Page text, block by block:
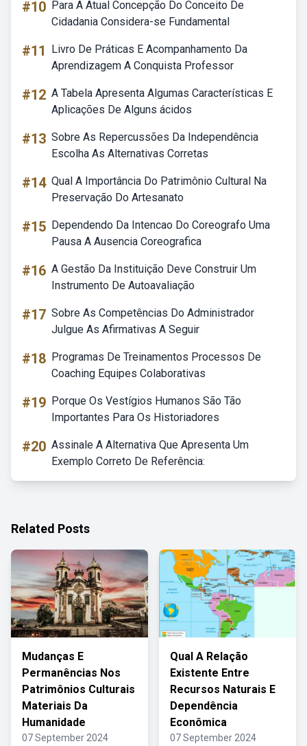
#10 Para A Atual Concepção Do Conceito De
Cidadania Considera-se Fundamental
#11
Livro De Práticas E Acompanhamento Da
Aprendizagem A Conquista Professor
#12 A Tabela Apresenta Algumas Características E
Aplicações De Alguns ácidos
#13 Sobre As Repercussões Da Independência
Escolha As Alternativas Corretas
#14 Qual A Importância Do Patrimônio Cultural Na
Preservação Do Artesanato
#15 Dependendo Da Intencao Do Coreografo Uma
Pausa A Ausencia Coreografica
#16 A Gestão Da Instituição Deve Construir Um
Instrumento De Autoavaliação
#17 Sobre As Competências Do Administrador
Julgue As Afirmativas A Seguir
#18 Programas De Treinamentos Processos De
Coaching Equipes Colaborativas
#19 Porque Os Vestígios Humanos São Tão
Importantes Para Os Historiadores
#20 Assinale A Alternativa Que Apresenta Um
Exemplo Correto De Referência:
Related Posts
Mudanças E
Permanências Nos
Patrimônios Culturais
Materiais Da
Humanidade
07 September 2024
Qual A Relação
Existente Entre
Recursos Naturais E
Dependência
Econômica
07 September 2024